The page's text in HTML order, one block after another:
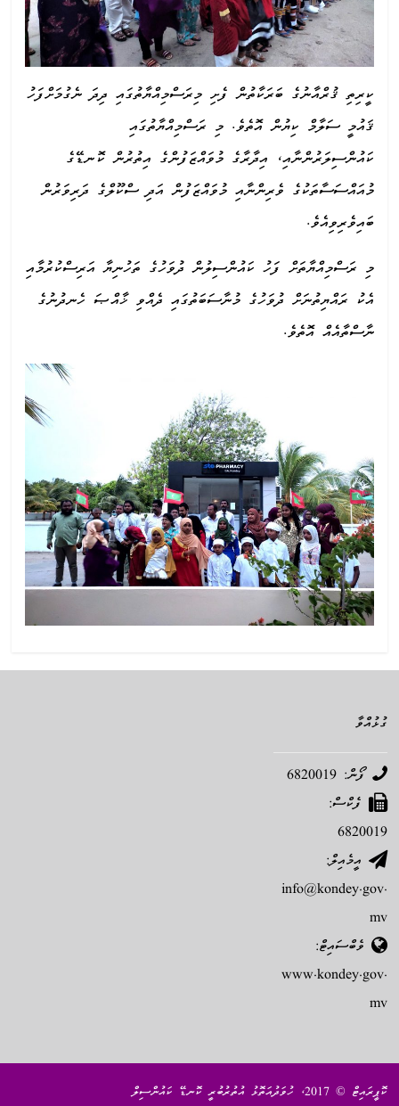
ކީރިތި ޤުރްއާނުގެ ބަރަކާތުން ފެށި މިރަސްމިއްޔާތުގައި ދިދަ ނެގުމަށްފަހު
ޤައުމީ ސަލާމް ކިޔުން އޮތެވެ. މި ރަސްމިއްޔާތުގައި
ކައުންސިލަރުންނާއި، އިދާރާގެ މުވައްޒަފުންގެ އިތުރުން ކޮނޑޭގެ
މުއައްސަސާތަކުގެ ވެރިންނާއި މުވައްޒަފުން އަދި ސްކޫލްގެ ދަރިވަރުން
ބައިވެރިވިއެވެ.
މި ރަސްމިއްޔާތަށް ފަހު ކައުންސިލުން ދުވަހުގެ ތަހުނިޔާ އަރިސްކުރުމާއި
އެކު ރައްޔިތުނަށް ދުވަހުގެ މުނާސަބަތުގައި ދެއްވި ޚާއްޞަ ހެނދުނުގެ
ނާސްތާއެއް އޮތެވެ.
ގުޅުއްވާ
ފޯން: 6820019
ފެކްސް:
6820019
އީމެއިލް:
info@kondey.gov.
mv
ވެބްސައިޓް:
www.kondey.gov.
mv
ކޮޕީރައިޓް © 2017، ހުވަދުއަތޮޅު އުތުރުބުރީ ކޮނޑޭ ކައުންސިލް